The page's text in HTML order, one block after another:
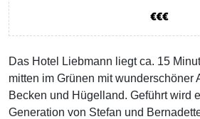
Das Hotel Liebmann liegt ca. 15
mitten im Grünen mit wunderschöner
Becken und Hügelland. Geführt wird
Generation von Stefan und